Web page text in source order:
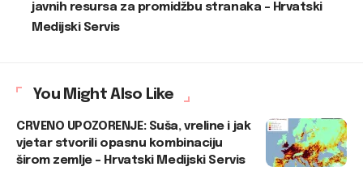
javnih resursa za promidžbu stranaka – Hrvatski
Medijski Servis
You Might Also Like
CRVENO UPOZORENJE: Suša, vreline i jak
vjetar stvorili opasnu kombinaciju
širom zemlje – Hrvatski Medijski Servis